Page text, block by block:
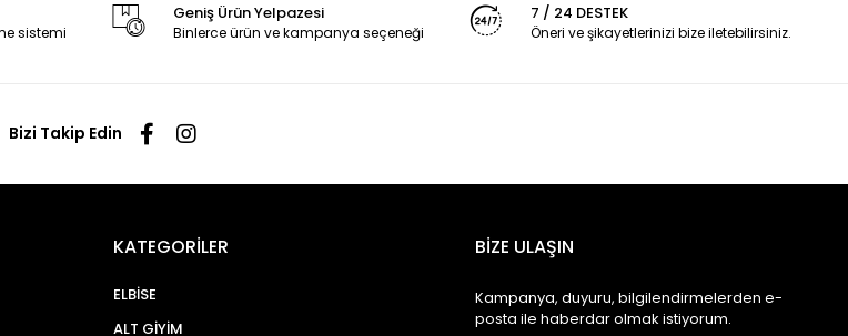
sistemi
Geniş Ürün Yelpazesi
Binlerce ürün ve kampanya seçeneği
7 / 24 DESTEK
Öneri ve şikayetlerinizi bize iletebilirsiniz.
Bizi Takip Edin
KATEGORİLER
ELBİSE
ALT GİYİM
BİZE ULAŞIN
Kampanya, duyuru, bilgilendirmelerden e-
posta ile haberdar olmak istiyorum.